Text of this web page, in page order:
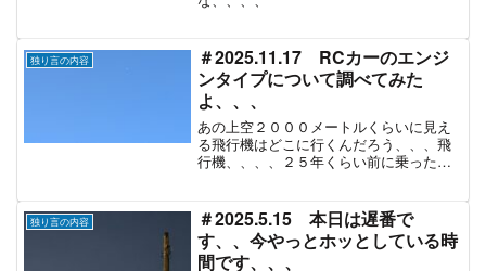
独り言の内容
＃2025.11.17 RCカーのエンジ
ンタイプについて調べてみた
よ、、、
あの上空２０００メートルくらいに見え
る飛行機はどこに行くんだろう、、、飛
行機、、、、２５年くらい前に乗ったき
独り言の内容
＃2025.5.15 本日は遅番で
す、、今やっとホッとしている時
間です、、、